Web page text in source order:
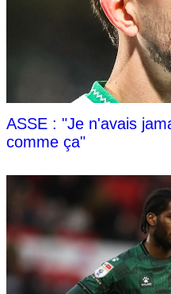
ASSE : "Je n'avais
comme ça"